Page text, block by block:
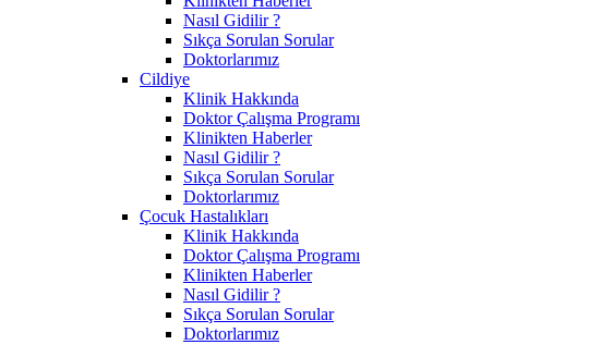
Nasıl Gidilir ?
Sıkça Sorulan Sorular
Doktorlarımız
Cildiye
Klinik Hakkında
Doktor Çalışma Programı
Klinikten Haberler
Nasıl Gidilir ?
Sıkça Sorulan Sorular
Doktorlarımız
Çocuk Hastalıkları
Klinik Hakkında
Doktor Çalışma Programı
Klinikten Haberler
Nasıl Gidilir ?
Sıkça Sorulan Sorular
Doktorlarımız